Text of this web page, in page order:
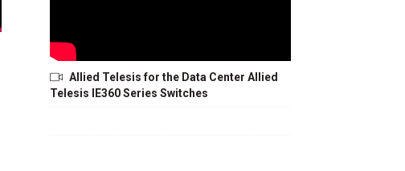
Allied Telesis for the Data Center Allied
Telesis IE360 Series Switches